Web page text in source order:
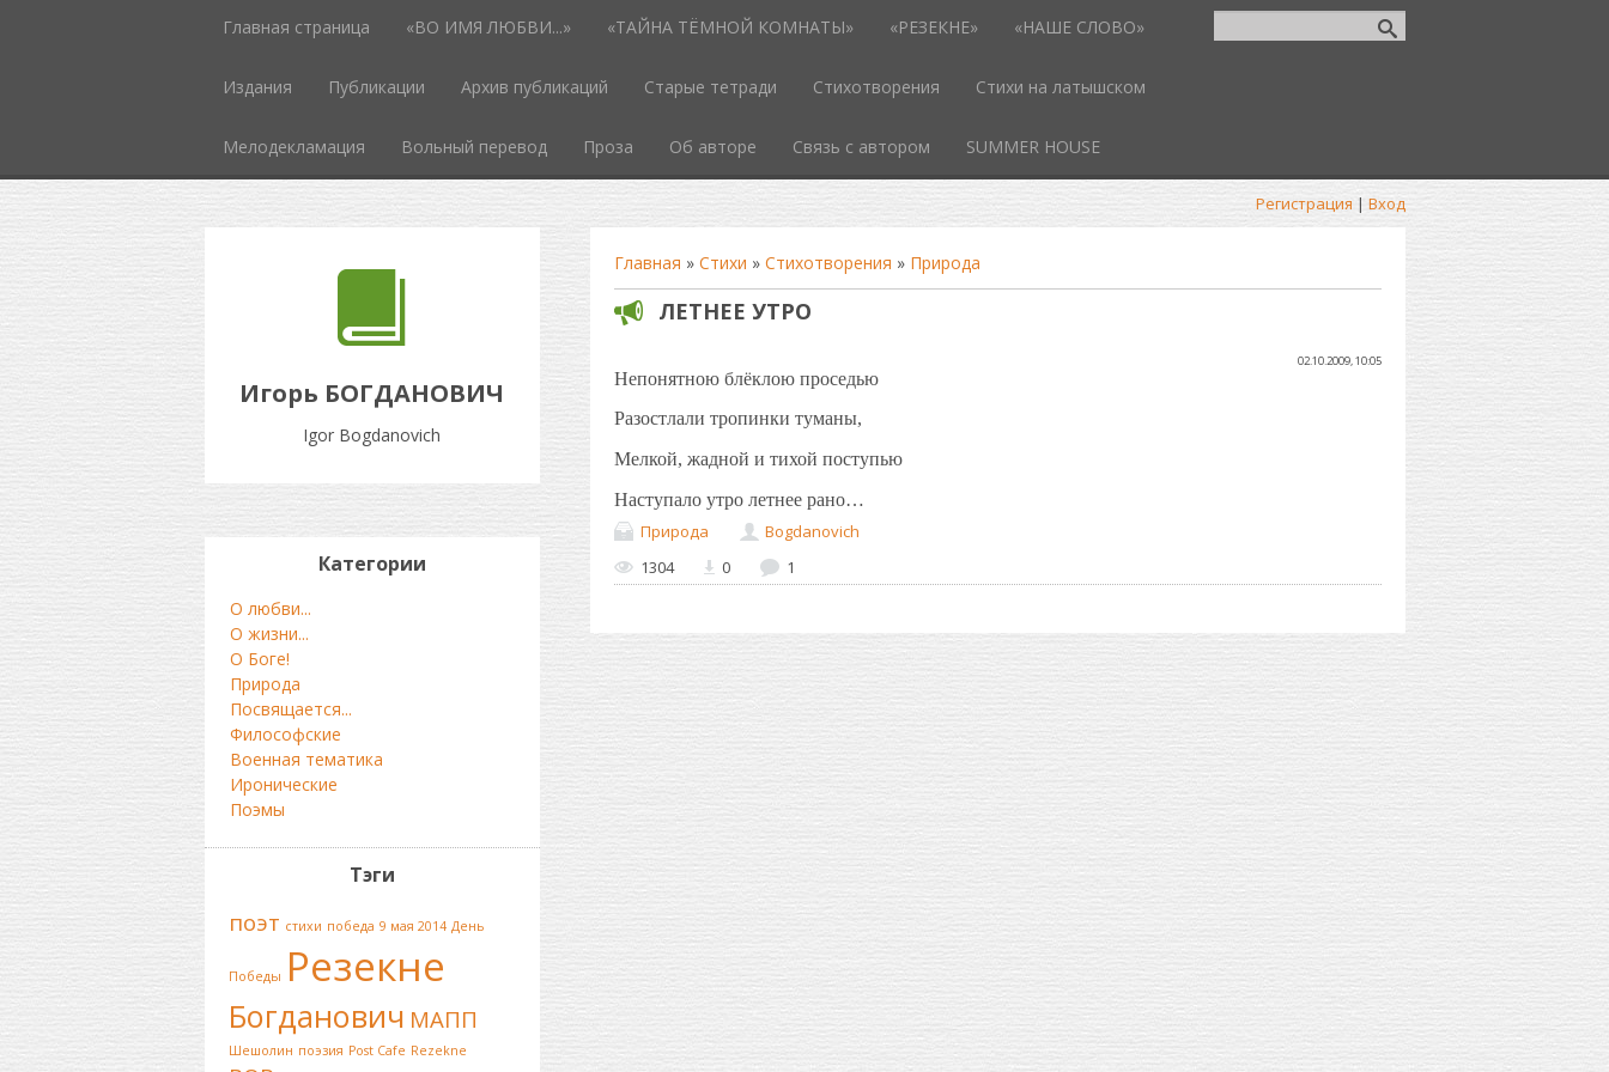
Главная страница «ВО ИМЯ ЛЮБВИ...» «ТАЙНА ТЁМНОЙ КОМНАТЫ» «РЕЗЕКНЕ» «НАШЕ СЛОВО»
Издания Публикации Архив публикаций Старые тетради Стихотворения Стихи на латышском
Мелодекламация Вольный перевод Проза Об авторе Связь с автором SUMMER HOUSE
Регистрация | Вход
Игорь БОГДАНОВИЧ
Igor Bogdanovich
Главная » Стихи » Стихотворения » Природа
ЛЕТНЕЕ УТРО
02.10.2009, 10:05
Непонятною блёклою проседью
Разостлали тропинки туманы,
Мелкой, жадной и тихой поступью
Наступало утро летнее рано…
Природа
Bogdanovich
1304
0 1
Категории
О любви...
О жизни...
О Боге!
Природа
Посвящается...
Философские
Военная тематика
Иронические
Поэмы
Тэги
поэт стихи победа 9 мая 2014 День
Победы Резекне
Богданович МАПП
Шешолин поэзия Post Cafe Rezekne